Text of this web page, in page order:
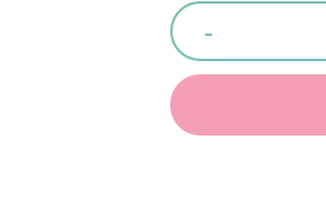
-
quantité
de
Izipizi
lunettes